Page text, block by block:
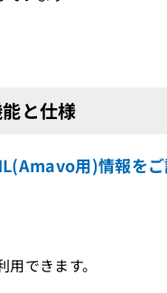
と仕様
用)情報を
できます。